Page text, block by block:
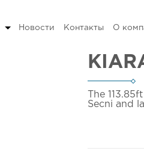
Новости Контакты О
The 113.85ft
Secni and